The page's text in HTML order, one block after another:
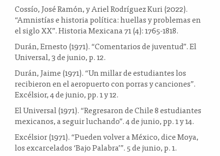
Cossío, José Ramón, y Ariel Rodríguez Kuri (2022).
“Amnistías e historia política: huellas y problemas en
el siglo XX”. Historia Mexicana 71 (4): 1765-1818.
Durán, Ernesto (1971). “Comentarios de juventud”. El
Universal, 3 de junio, p. 12.
Durán, Jaime (1971). “Un millar de estudiantes los
recibieron en el aeropuerto con porras y canciones”.
Excélsior, 4 de junio, pp. 1 y 12.
El Universal (1971). “Regresaron de Chile 8 estudiantes
mexicanos, a seguir luchando”. 4 de junio, pp. 1 y 14.
Excélsior (1971). “Pueden volver a México, dice Moya,
los excarcelados ‘Bajo Palabra’”. 5 de junio, p. 1.